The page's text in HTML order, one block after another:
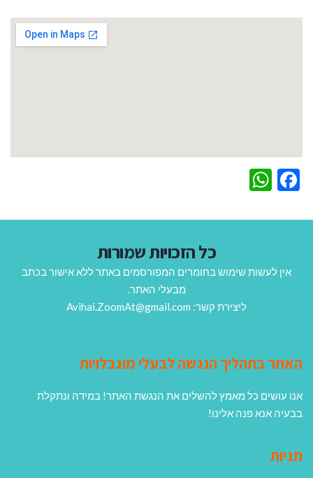
Facebook
כל הזכויות שמורות
אין לעשות שימוש בחומרים המפורסמים באתר ללא אישור בכתב
מבעלי האתר.
ליצירת קשר: Avihai.ZoomAt@gmail.com
האתר בתהליך הנגשה לבעלי מוגבלויות
אנו עושים כל מאמץ להשלים את הנגשת האתר! במידה ונתקלת
בבעיה אנא פנה אלינו!
תגיות